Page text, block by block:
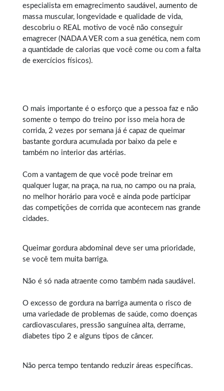
especialista em emagrecimento saudável , aumento de
massa muscular, longevidade e qualidade de vida,
descobriu o REAL motivo de você não conseguir
emagrecer (NADA A VER com a sua genética, nem com
a quantidade de calorias que você come ou com a falta
de exercícios físicos).
O mais importante é o esforço que a pessoa faz e não
somente o tempo do treino por isso meia hora de
corrida, 2 vezes por semana já é capaz de queimar
bastante gordura acumulada por baixo da pele e
também no interior das artérias.
Com a vantagem de que você pode treinar em
qualquer lugar, na praça, na rua, no campo ou na praia,
no melhor horário para você e ainda pode participar
das competições de corrida que acontecem nas grande
cidades.
Queimar gordura abdominal deve ser uma prioridade,
se você tem muita barriga.
Não é só nada atraente como também nada saudável.
O excesso de gordura na barriga aumenta o risco de
uma variedade de problemas de saúde, como doenças
cardiovasculares, pressão sanguínea alta, derrame,
diabetes tipo 2 e alguns tipos de câncer.
Não perca tempo tentando reduzir áreas específicas.